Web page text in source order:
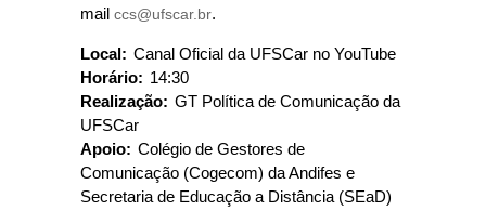
mail ccs@ufscar.br.
Local: Canal Oficial da UFSCar no YouTube
Horário: 14:30
Realização: GT Política de Comunicação da
UFSCar
Apoio: Colégio de Gestores de
Comunicação (Cogecom) da Andifes e
Secretaria de Educação a Distância (SEaD)